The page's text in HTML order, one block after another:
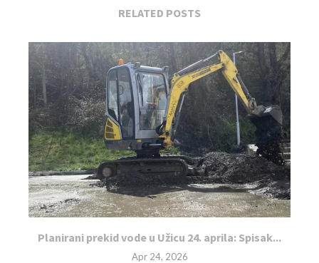
RELATED POSTS
Planirani prekid vode u Užicu 24. aprila: Spisak...
Apr 24, 2026